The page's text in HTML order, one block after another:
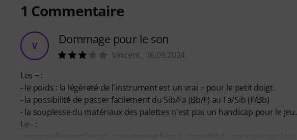
1 Commentaire
V Dommage pour le son
Vincent_ 16.09.2024
Les + :
- le poids : la légèreté de l'instrument est un vrai + pour le petit doigt.
- la possibilité de passer facilement du Sib/Fa (Bb/F) au Fa/Sib (F/Bb)
- la souplesse du matériaux des palettes n'est pas un handicap pour le jeu.
Le - :